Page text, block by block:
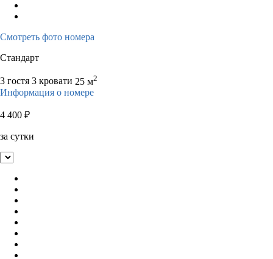
Смотреть фото номера
Стандарт
3 гостя 3 кровати 25 м2
Информация о номере
4 400 ₽
за сутки